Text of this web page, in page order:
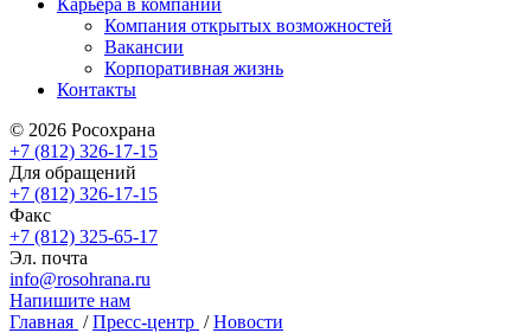
Карьера в компании
Компания открытых возможностей
Вакансии
Корпоративная жизнь
Контакты
© 2026 Росохрана
+7 (812) 326-17-15
Для обращений
+7 (812) 326-17-15
Факс
+7 (812) 325-65-17
Эл. почта
info@rosohrana.ru
Напишите нам
Главная / Пресс-центр / Новости